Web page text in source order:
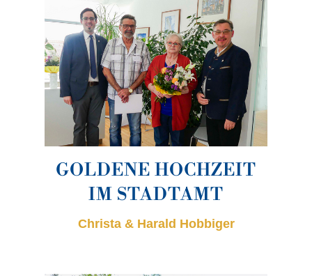
GOLDENE HOCHZEIT
IM STADTAMT
Christa & Harald Hobbiger